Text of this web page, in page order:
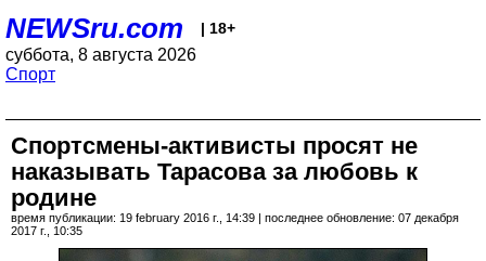
NEWSru.com | 18+
суббота, 8 августа 2026
Спорт
Спортсмены-активисты просят не
наказывать Тарасова за любовь к
родине
время публикации: 19 february 2016 г., 14:39 | последнее обновление: 07 декабря
2017 г., 10:35